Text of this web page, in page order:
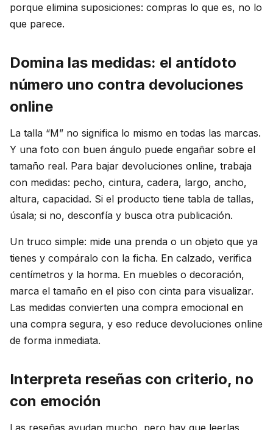
porque elimina suposiciones: compras lo que es, no lo
que parece.
Domina las medidas: el antídoto
número uno contra devoluciones
online
La talla “M” no significa lo mismo en todas las marcas.
Y una foto con buen ángulo puede engañar sobre el
tamaño real. Para bajar devoluciones online, trabaja
con medidas: pecho, cintura, cadera, largo, ancho,
altura, capacidad. Si el producto tiene tabla de tallas,
úsala; si no, desconfía y busca otra publicación.
Un truco simple: mide una prenda o un objeto que ya
tienes y compáralo con la ficha. En calzado, verifica
centímetros y la horma. En muebles o decoración,
marca el tamaño en el piso con cinta para visualizar.
Las medidas convierten una compra emocional en
una compra segura, y eso reduce devoluciones online
de forma inmediata.
Interpreta reseñas con criterio, no
con emoción
Las reseñas ayudan mucho, pero hay que leerlas